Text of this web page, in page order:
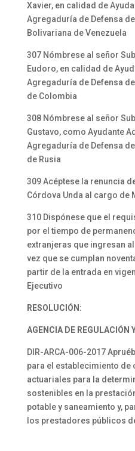
Xavier, en calidad de
Agregaduría de Defensa
Bolivariana de Venezuela
307 Nómbrese al señor
Eudoro, en calidad de
Agregaduría de Defensa
de Colombia
308 Nómbrese al señor
Gustavo, como Ayudante
Agregaduría de Defensa
de Rusia
309 Acéptese la renuncia
Córdova Unda al cargo de
310 Dispónese que el
por el tiempo de
extranjeras que ingresan
vez que se cumplan
partir de la entrada en
Ejecutivo
RESOLUCIÓN:
AGENCIA DE REGULACIÓN
DIR-ARCA-006-2017
para el establecimiento
actuariales para la
sostenibles en la
potable y saneamiento y,
los prestadores públicos